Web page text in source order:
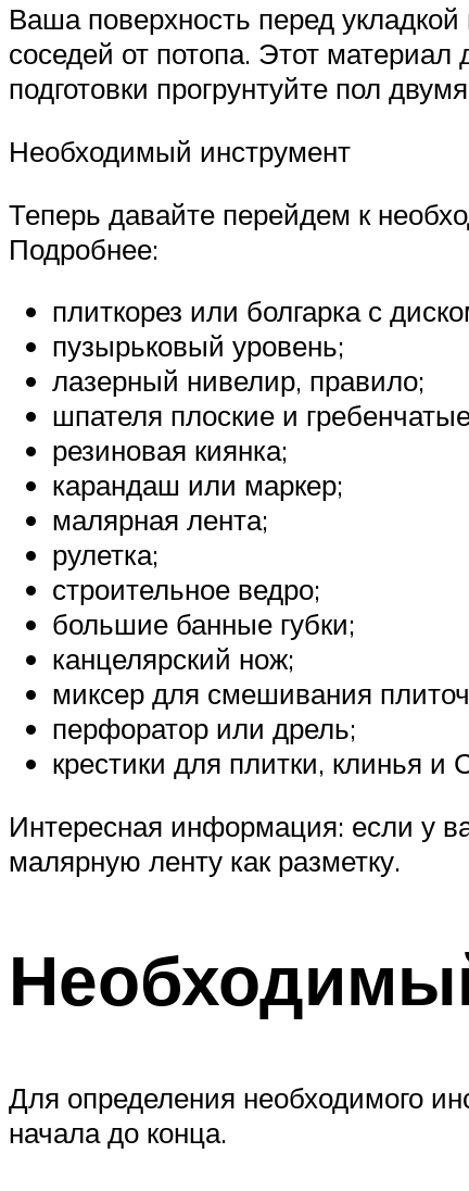
Ваша поверхность перед
соседей от потопа. Этот
подготовки прогрунтуйте пол
Необходимый инструмент
Теперь давайте перейдем к
Подробнее:
плиткорез или болгарка с
пузырьковый уровень;
лазерный нивелир, правило;
шпателя плоские и
резиновая киянка;
карандаш или маркер;
малярная лента;
рулетка;
строительное ведро;
большие банные губки;
канцелярский нож;
миксер для смешивания
перфоратор или дрель;
крестики для плитки, клинья
Интересная информация: если у
малярную ленту как разметку.
Для определения необходимого
начала до конца.